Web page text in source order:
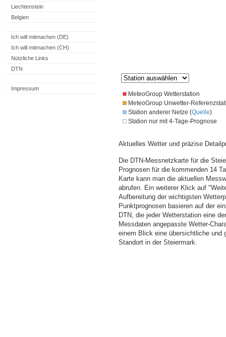
Liechtenstein
Belgien
Ich will mitmachen (DE)
Ich will mitmachen (CH)
Nützliche Links
DTN
Impressum
MeteoGroup Wetterstation
MeteoGroup Unwetter-
Station anderer Netze (Quelle)
Station nur mit 4-Tage-Prognose
Aktuelles Wetter und präzise
Die DTN-Messnetzkarte für die
Prognosen für die kommenden 14
Karte kann man die aktuellen
abrufen. Ein weiterer Klick auf
Aufbereitung der wichtigsten
Punktprognosen basieren auf der
DTN, die jeder Wetterstation eine
Messdaten angepasste Wetter-
einem Blick eine übersichtliche und
Standort in der Steiermark.